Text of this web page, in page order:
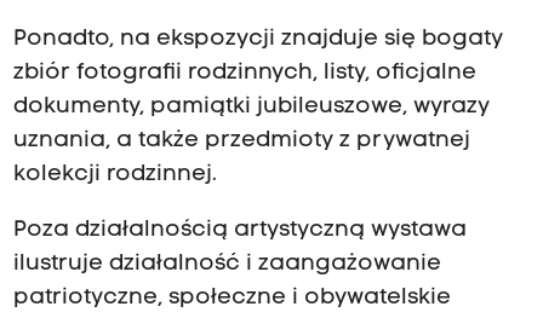
Ponadto, na ekspozycji znajduje się bogaty
zbiór fotografii rodzinnych, listy, oficjalne
dokumenty, pamiątki jubileuszowe, wyrazy
uznania, a także przedmioty z prywatnej
kolekcji rodzinnej.
Poza działalnością artystyczną wystawa
ilustruje działalność i zaangażowanie
patriotyczne, społeczne i obywatelskie